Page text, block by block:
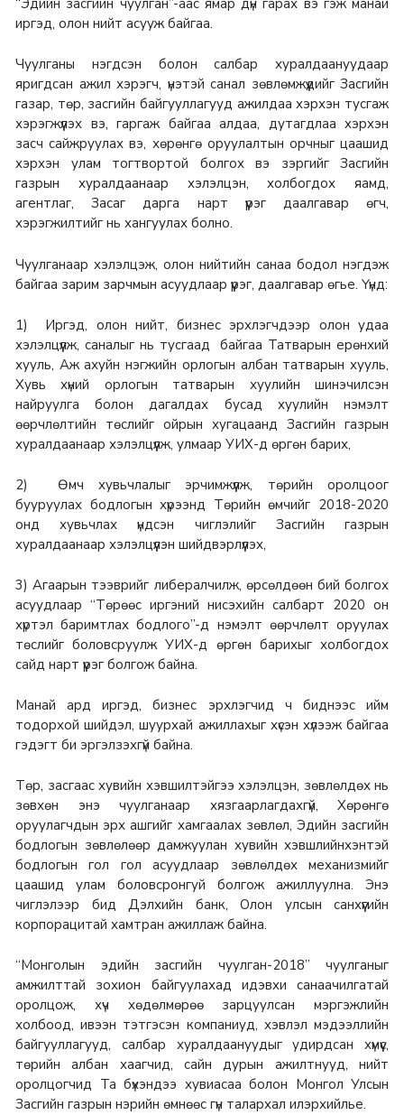
“Эдийн засгийн чуулган”-аас ямар дүн гарах вэ гэж манай
иргэд, олон нийт асууж байгаа.
Чуулганы нэгдсэн болон салбар хуралдаануудаар
яригдсан ажил хэрэгч, үнэтэй санал зөвлөмжүүдийг Засгийн
газар, төр, засгийн байгууллагууд ажилдаа хэрхэн тусгаж
хэрэгжүүлэх вэ, гаргаж байгаа алдаа, дутагдлаа хэрхэн
засч сайжруулах вэ, хөрөнгө оруулалтын орчныг цаашид
хэрхэн улам тогтвортой болгох вэ зэргийг Засгийн
газрын хуралдаанаар хэлэлцэн, холбогдох яамд,
агентлаг, Засаг дарга нарт үүрэг даалгавар өгч,
хэрэгжилтийг нь хангуулах болно.
Чуулганаар хэлэлцэж, олон нийтийн санаа бодол нэгдэж
байгаа зарим зарчмын асуудлаар үүрэг, даалгавар өгье. Үүнд:
1) Иргэд, олон нийт, бизнес эрхлэгчдээр олон удаа
хэлэлцүүлж, саналыг нь тусгаад байгаа Татварын ерөнхий
хууль, Аж ахуйн нэгжийн орлогын албан татварын хууль,
Хувь хүний орлогын татварын хуулийн шинэчилсэн
найруулга болон дагалдах бусад хуулийн нэмэлт
өөрчлөлтийн төслийг ойрын хугацаанд Засгийн газрын
хуралдаанаар хэлэлцүүлж, улмаар УИХ-д өргөн барих,
2) Өмч хувьчлалыг эрчимжүүлж, төрийн оролцоог
бууруулах бодлогын хүрээнд Төрийн өмчийг 2018-2020
онд хувьчлах үндсэн чиглэлийг Засгийн газрын
хуралдаанаар хэлэлцүүлэн шийдвэрлүүлэх,
3) Агаарын тээврийг либералчилж, өрсөлдөөн бий болгох
асуудлаар “Төрөөс иргэний нисэхийн салбарт 2020 он
хүртэл баримтлах бодлого”-д нэмэлт өөрчлөлт оруулах
төслийг боловсруулж УИХ-д өргөн барихыг холбогдох
сайд нарт үүрэг болгож байна.
Манай ард иргэд, бизнес эрхлэгчид ч биднээс ийм
тодорхой шийдэл, шуурхай ажиллахыг хүсэн хүлээж байгаа
гэдэгт би эргэлзэхгүй байна.
Төр, засгаас хувийн хэвшилтэйгээ хэлэлцэн, зөвлөлдөх нь
зөвхөн энэ чуулганаар хязгаарлагдахгүй, Хөрөнгө
оруулагчдын эрх ашгийг хамгаалах зөвлөл, Эдийн засгийн
бодлогын зөвлөлөөр дамжуулан хувийн хэвшлийнхэнтэй
бодлогын гол гол асуудлаар зөвлөлдөх механизмийг
цаашид улам боловсронгуй болгож ажиллуулна. Энэ
чиглэлээр бид Дэлхийн банк, Олон улсын санхүүгийн
корпорацитай хамтран ажиллаж байна.
“Монголын эдийн засгийн чуулган-2018” чуулганыг
амжилттай зохион байгуулахад идэвхи санаачилгатай
оролцож, хүч хөдөлмөрөө зарцуулсан мэргэжлийн
холбоод, ивээн тэтгэсэн компаниуд, хэвлэл мэдээллийн
байгууллагууд, салбар хуралдаануудыг удирдсан хүмүүс,
төрийн албан хаагчид, сайн дурын ажилтнууд, нийт
оролцогчид Та бүхэндээ хувиасаа болон Монгол Улсын
Засгийн газрын нэрийн өмнөөс гүн талархал илэрхийлье.